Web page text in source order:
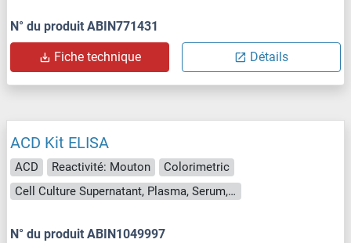
N° du produit ABIN771431
Fiche technique Détails
ACD Kit ELISA
ACD Reactivité: Mouton
Colorimetric
Cell Culture Supernatant, Plasma, Serum, Tissue Homogenate
N° du produit ABIN1049997